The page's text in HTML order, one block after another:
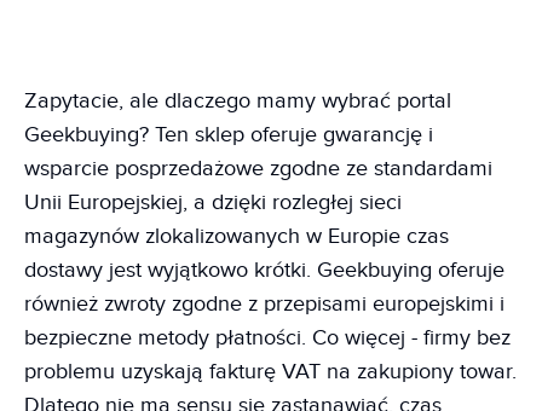
Zapytacie, ale dlaczego mamy wybrać portal
Geekbuying? Ten sklep oferuje gwarancję i
wsparcie posprzedażowe zgodne ze standardami
Unii Europejskiej, a dzięki rozległej sieci
magazynów zlokalizowanych w Europie czas
dostawy jest wyjątkowo krótki. Geekbuying oferuje
również zwroty zgodne z przepisami europejskimi i
bezpieczne metody płatności. Co więcej - firmy bez
problemu uzyskają fakturę VAT na zakupiony towar.
Dlatego nie ma sensu się zastanawiać, czas